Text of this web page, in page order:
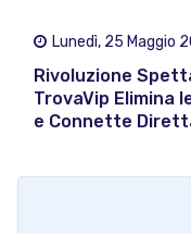
Lunedì, 25 Maggio
Rivoluzione
TrovaVip Elimina
e Connette